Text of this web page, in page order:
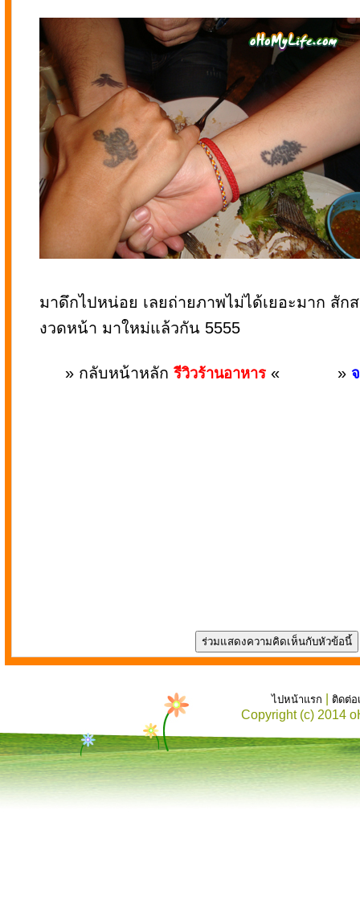
มาดึกไปหน่อย เลยถ่ายภาพไม่ได้เยอะมาก สัก
งวดหน้า มาใหม่แล้วกัน 5555
» กลับหน้าหลัก รีวิวร้านอาหาร« »
ไปหน้าแรก ติดต่อ
Copyright (c) 2014